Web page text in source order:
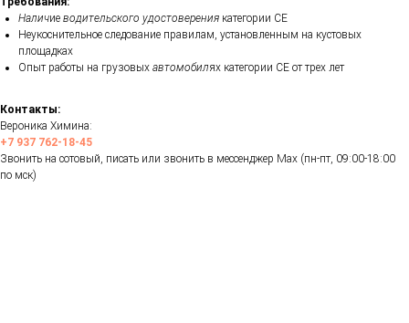
Наличие водительского удостоверения категории СЕ
Неукоснительное следование правилам, установленным на кустовых
площадках
Опыт работы на грузовых автомобилях категории СЕ от трех лет
Контакты:
Вероника Химина:
+7 937 762-18-45
Звонить на сотовый, писать или звонить в мессенджер Max (пн-пт, 09:00-18:00
по мск)